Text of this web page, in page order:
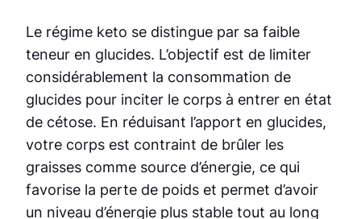
Le régime keto se distingue par sa faible
teneur en glucides. L’objectif est de limiter
considérablement la consommation de
glucides pour inciter le corps à entrer en état
de cétose. En réduisant l’apport en glucides,
votre corps est contraint de brûler les
graisses comme source d’énergie, ce qui
favorise la perte de poids et permet d’avoir
un niveau d’énergie plus stable tout au long